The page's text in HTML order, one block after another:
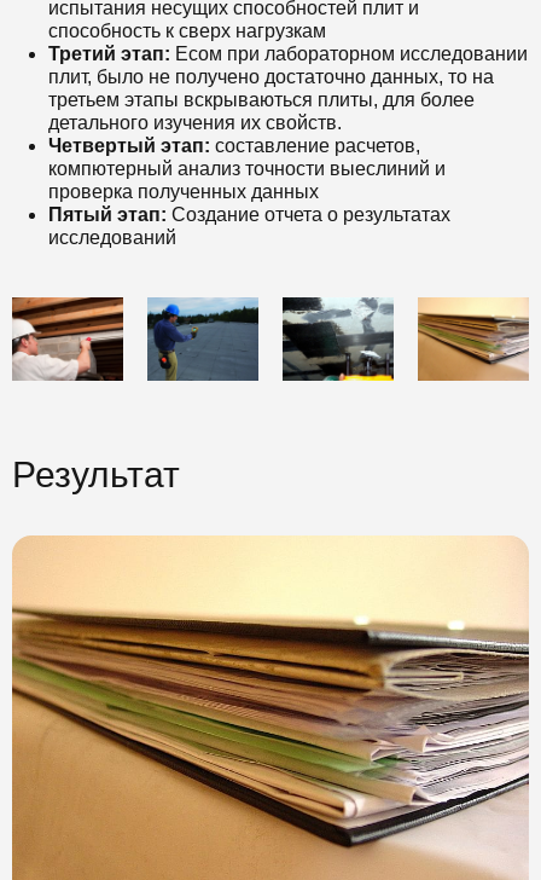
испытания несущих способностей плит и
способность к сверх нагрузкам
Третий этап: Есом при лабораторном исследовании
плит, было не получено достаточно данных, то на
третьем этапы вскрываються плиты, для более
детального изучения их свойств.
Четвертый этап: составление расчетов,
компютерный анализ точности выеслиний и
проверка полученных данных
Пятый этап: Создание отчета о результатах
исследований
Результат